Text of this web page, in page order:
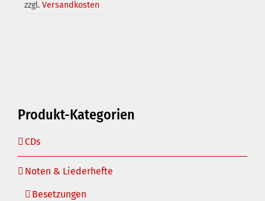
zzgl. Versandkosten
Produkt-Kategorien
CDs
Noten & Liederhefte
Besetzungen